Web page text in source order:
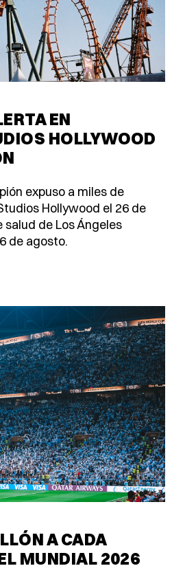
EN
HOLLYWOOD
expuso a miles de
Hollywood el 26 de
de Los Ángeles
de agosto.
A CADA
MUNDIAL 2026